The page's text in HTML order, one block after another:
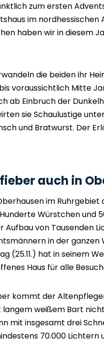
zum ersten
im nordhessischen
haben wir in diesem
die beiden ihr
voraussichtlich Mitte
ab Einbruch der
sie Schaulustige
und Bratwurst. Der
auch in
im
Würstchen und
Aufbau von Tausenden
in der ganzen
(25.11.) hat in seinem
Haus für alle
kommt der
langem weißem Bart
mit insgesamt drei
70.000 Lichtern